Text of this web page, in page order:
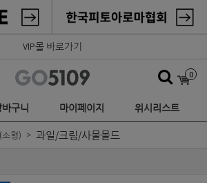
VIP몰 바로가기
0
바구니 마이페이지 위시리스트
형) 과일/크림/사물몰드